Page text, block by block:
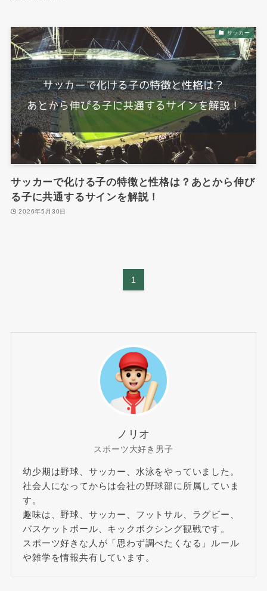
サッカー
サッカーで化ける子の特徴と性格は？あとから伸び
る子に共通するサインを解説！
2026年5月30日
1
ノリオ
スポーツ大好き男子
幼少期は野球、サッカー、水泳をやっていました。
社会人になってからは会社の野球部に所属していま
す。
趣味は、野球、サッカー、フットサル、ラグビー、
バスケットボール、キックボクシング観戦です。
スポーツ好きな人が「思わず調べたくなる」ルール
や雑学を情報共有しています。